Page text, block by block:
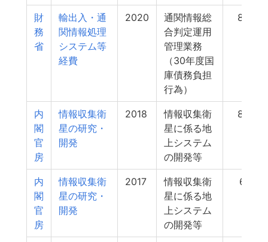
財
務
省
輸出入・通
関情報処理
システム等
経費
2020
通関情報総
合判定運用
管理業務
（30年度国
庫債務負担
行為）
88
内
閣
官
房
情報収集衛
星の研究・
開発
2018
情報収集衛
星に係る地
上システム
の開発等
85
内
閣
官
房
情報収集衛
星の研究・
開発
2017
情報収集衛
星に係る地
上システム
の開発等
61